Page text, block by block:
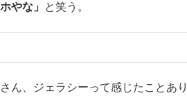
やな」 と笑う。
ん、ジェラシーって感じたことあ